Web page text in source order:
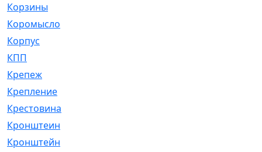
Корзины
Коромысло
Корпус
КПП
Крепеж
Крепление
Крестовина
Кронштеин
Кронштейн